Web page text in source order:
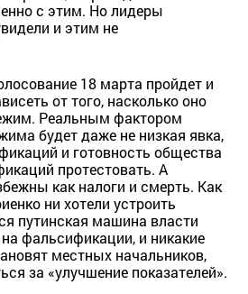
с этим. Но лидеры
и этим не
18 марта пройдет и
от того, насколько оно
Реальным фактором
будет даже не низкая явка,
и готовность общества
протестовать. А
как налоги и смерть. Как
ни хотели устроить
путинская машина власти
фальсификации, и никакие
местных начальников,
за «улучшение показателей».